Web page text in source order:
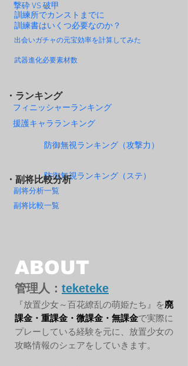
訓練所でカンストまでに
訓練書はいくつ必要なのか？
出会いガチャの元宝効率を計算してみた
武器進化必要素材数
撃砕 VS 破甲
・ランキング
フィニッシャーランキング
援護キャラランキング
防御無視ランキング（攻撃力）
防御無視ランキング（ステ）
・副将比較分析
副将分析一覧
副将比較一覧
ABOUT
管理人： teketeke
『放置少女～百花繚乱の萌姫たち』を廃
課金・重課金・微課金・無課金で実際に
プレーしている経験を元に、放置少女の
攻略情報のシェアをしていきます。